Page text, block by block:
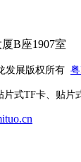
B座1907室
发展版权所有
式TF卡、贴片